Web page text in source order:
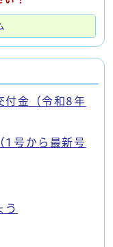
付金（令和8年
1号から最新号
う